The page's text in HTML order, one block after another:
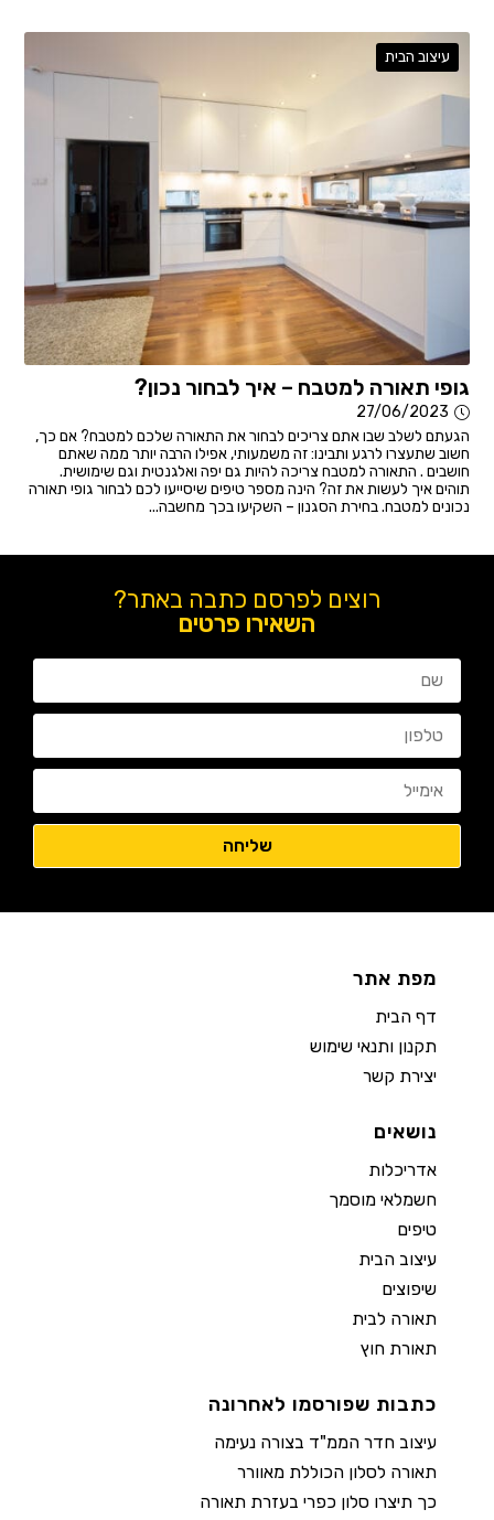
עיצוב הבית
גופי תאורה למטבח – איך לבחור נכון?
27/06/2023
הגעתם לשלב שבו אתם צריכים לבחור את התאורה שלכם למטבח? אם כך,
חשוב שתעצרו לרגע ותבינו: זה משמעותי, אפילו הרבה יותר ממה שאתם
חושבים . התאורה למטבח צריכה להיות גם יפה ואלגנטית וגם שימושית.
תוהים איך לעשות את זה? הינה מספר טיפים שיסייעו לכם לבחור גופי תאורה
נכונים למטבח. בחירת הסגנון – השקיעו בכך מחשבה...
רוצים לפרסם כתבה באתר?
השאירו פרטים
מפת אתר
דף הבית
תקנון ותנאי שימוש
יצירת קשר
נושאים
אדריכלות
חשמלאי מוסמך
טיפים
עיצוב הבית
שיפוצים
תאורה לבית
תאורת חוץ
כתבות שפורסמו לאחרונה
עיצוב חדר הממ"ד בצורה נעימה
תאורה לסלון הכוללת מאוורר
כך תיצרו סלון כפרי בעזרת תאורה